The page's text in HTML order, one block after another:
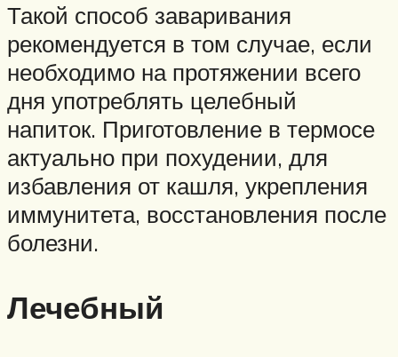
Такой способ заваривания
рекомендуется в том случае, если
необходимо на протяжении всего
дня употреблять целебный
напиток. Приготовление в термосе
актуально при похудении, для
избавления от кашля, укрепления
иммунитета, восстановления после
болезни.
Лечебный